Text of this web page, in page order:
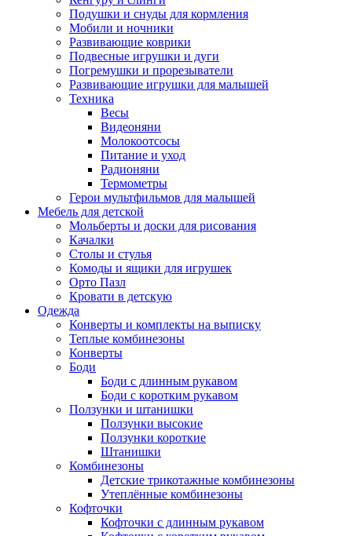
Подушки и снуды для кормления
Мобили и ночники
Развивающие коврики
Подвесные игрушки и дуги
Погремушки и прорезыватели
Развивающие игрушки для малышей
Техника
Весы
Видеоняни
Молокоотсосы
Питание и уход
Радионяни
Термометры
Герои мультфильмов для малышей
Мебель для детской
Мольберты и доски для рисования
Качалки
Столы и стулья
Комоды и ящики для игрушек
Орто Пазл
Кровати в детскую
Одежда
Конверты и комплекты на выписку
Теплые комбинезоны
Конверты
Боди
Боди с длинным рукавом
Боди с коротким рукавом
Ползунки и штанишки
Ползунки высокие
Ползунки короткие
Штанишки
Комбинезоны
Детские трикотажные комбинезоны
Утеплённые комбинезоны
Кофточки
Кофточки с длинным рукавом